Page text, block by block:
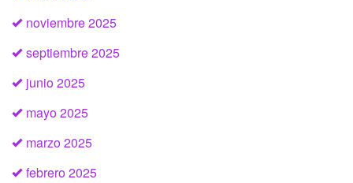
noviembre 2025
septiembre 2025
junio 2025
mayo 2025
marzo 2025
febrero 2025